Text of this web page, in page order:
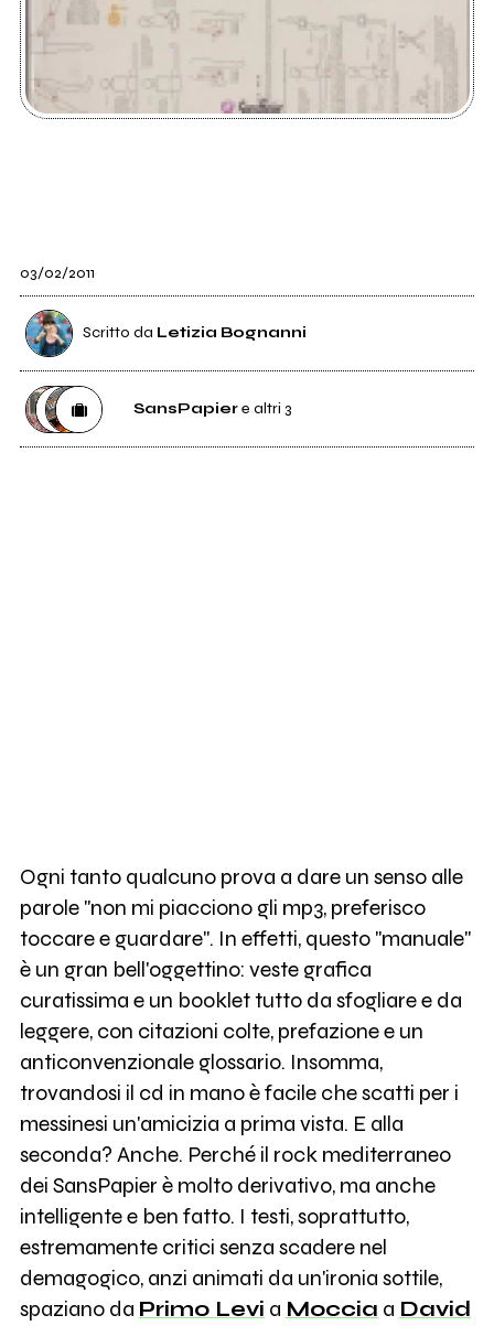
03/02/2011
Scritto da Letizia Bognanni
SansPapiere altri 3
Ogni tanto qualcuno prova a dare un senso alle
parole "non mi piacciono gli mp3, preferisco
toccare e guardare". In effetti, questo "manuale"
è un gran bell'oggettino: veste grafica
curatissima e un booklet tutto da sfogliare e da
leggere, con citazioni colte, prefazione e un
anticonvenzionale glossario. Insomma,
trovandosi il cd in mano è facile che scatti per i
messinesi un'amicizia a prima vista. E alla
seconda? Anche. Perché il rock mediterraneo
dei SansPapier è molto derivativo, ma anche
intelligente e ben fatto. I testi, soprattutto,
estremamente critici senza scadere nel
demagogico, anzi animati da un'ironia sottile,
spaziano da Primo Levi a Moccia a David